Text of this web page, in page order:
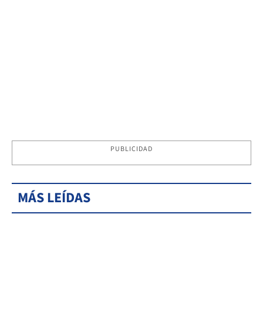
PUBLICIDAD
MÁS LEÍDAS